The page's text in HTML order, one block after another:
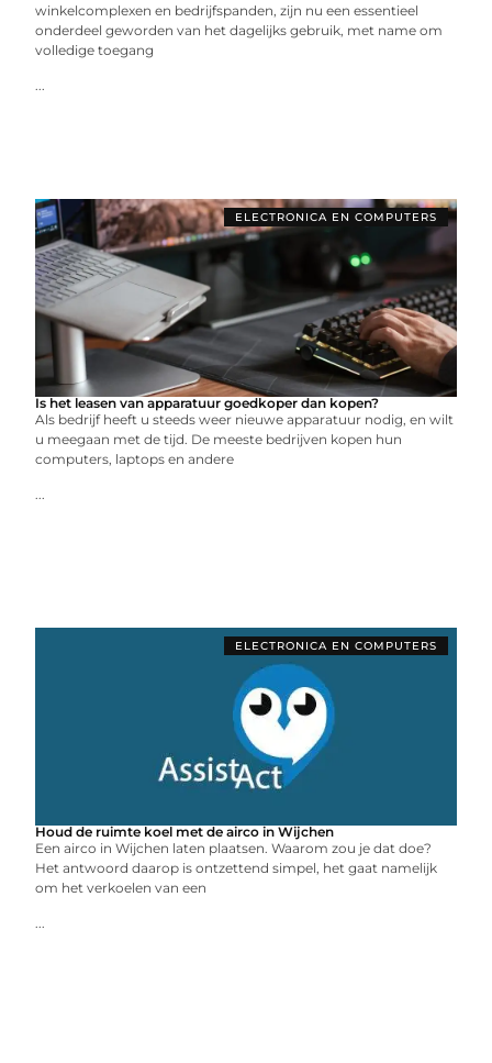
winkelcomplexen en bedrijfspanden, zijn nu een essentieel
onderdeel geworden van het dagelijks gebruik, met name om
volledige toegang
...
ELECTRONICA EN COMPUTERS
Is het leasen van apparatuur goedkoper dan kopen?
Als bedrijf heeft u steeds weer nieuwe apparatuur nodig, en wilt
u meegaan met de tijd. De meeste bedrijven kopen hun
computers, laptops en andere
...
ELECTRONICA EN COMPUTERS
Houd de ruimte koel met de airco in Wijchen
Een airco in Wijchen laten plaatsen. Waarom zou je dat doe?
Het antwoord daarop is ontzettend simpel, het gaat namelijk
om het verkoelen van een
...